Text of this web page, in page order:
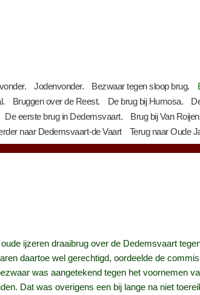
Jodenvonder. Bezwaar tegen sloop brug.
Bruggen over de Reest. De brug bij Humosa.
De eerste brug in Dedemsvaart.
Brug bij Van
naar Dedemsvaart-de Vaart Terug naar Oude
ijzeren draaibrug over de Dedemsvaart
daartoe wel gerechtigd, oordeelde de
was aangetekend tegen het voornemen
Dat was overigens een bij lange na niet